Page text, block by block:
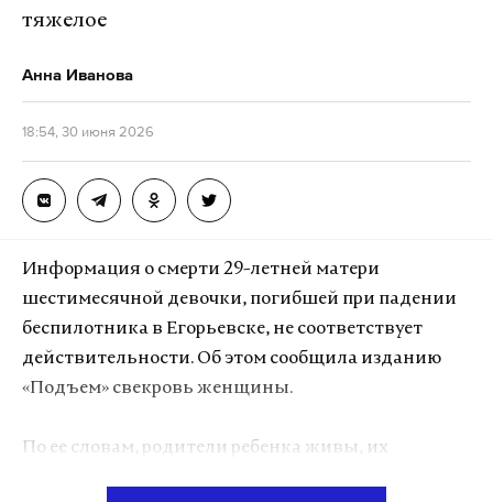
тяжелое
Анна Иванова
18:54, 30 июня 2026
Информация о смерти 29-летней матери
шестимесячной девочки, погибшей при падении
беспилотника в Егорьевске, не соответствует
действительности. Об этом сообщила изданию
«Подъем» свекровь женщины.
По ее словам, родители ребенка живы, их